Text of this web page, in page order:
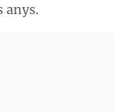
anys.